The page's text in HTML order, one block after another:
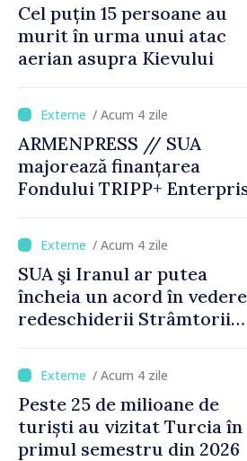
Cel puțin 15 persoane au
murit în urma unui atac
aerian asupra Kievului
/ Acum 4 zile
ARMENPRESS // SUA
majorează finanțarea
Fondului TRIPP+
milioane de dolari
/ Acum 4 zile
SUA şi Iranul ar putea
încheia un acord în
redeschiderii Strâmtorii
anunţă secretarul american
al Trezoreriei
/ Acum 4 zile
Peste 25 de milioane de
turiști au vizitat Turcia în
primul semestru din 2026